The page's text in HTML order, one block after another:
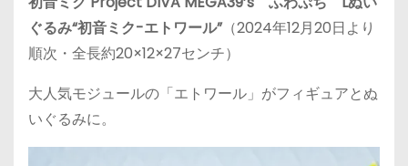
ぐるみ“初音ミク-エトワール”（2024年12月20日より
順次・全長約20×12×27センチ）
大人気モジュールの「エトワール」がフィギュアとぬ
いぐるみに。